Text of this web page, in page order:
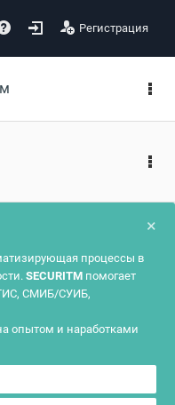
Регистрация
×
процессы в
SECURITM помогает
СМИБ/СУИБ,
опытом и наработками